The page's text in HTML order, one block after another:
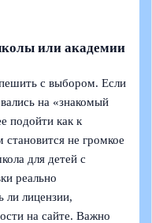
или академии
с выбором. Если
на «знакомый
подойти как к
не громкое
для детей с
реально
ли лицензии,
на сайте. Важно